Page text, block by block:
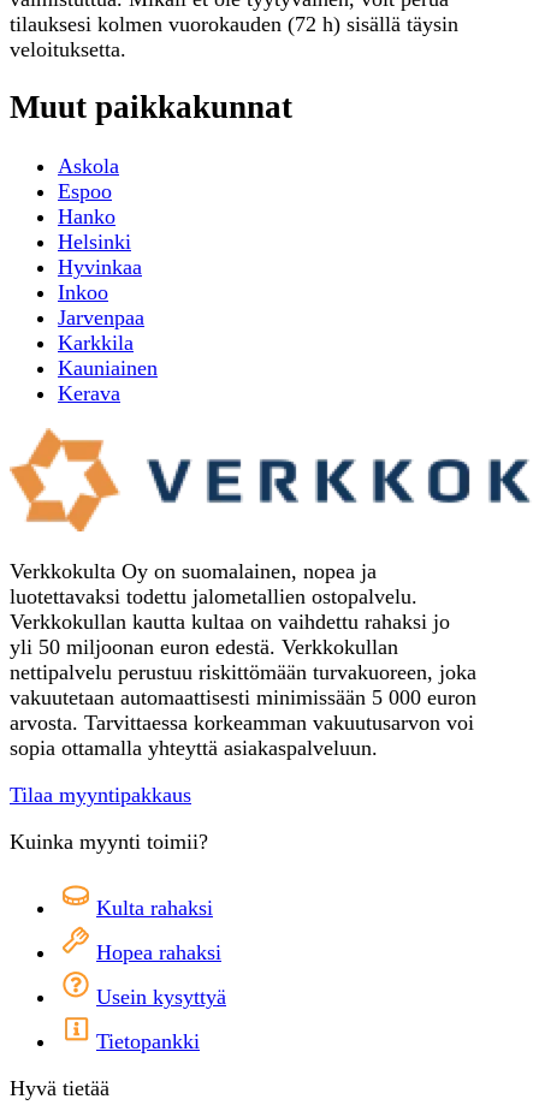
tilauksesi kolmen vuorokauden (72 h) sisällä täysin
veloituksetta.
Muut paikkakunnat
Askola
Espoo
Hanko
Helsinki
Hyvinkaa
Inkoo
Jarvenpaa
Karkkila
Kauniainen
Kerava
Verkkokulta Oy on suomalainen, nopea ja
luotettavaksi todettu jalometallien ostopalvelu.
Verkkokullan kautta kultaa on vaihdettu rahaksi jo
yli 50 miljoonan euron edestä. Verkkokullan
nettipalvelu perustuu riskittömään turvakuoreen, joka
vakuutetaan automaattisesti minimissään 5 000 euron
arvosta. Tarvittaessa korkeamman vakuutusarvon voi
sopia ottamalla yhteyttä asiakaspalveluun.
Tilaa myyntipakkaus
Kuinka myynti toimii?
Kulta rahaksi
Hopea rahaksi
Usein kysyttyä
Tietopankki
Hyvä tietää